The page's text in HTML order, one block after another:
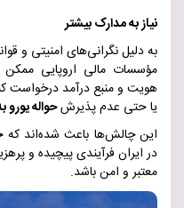
نیاز به مدارک بیشتر
به دلیل نگرانی‌های امنیتی و
مؤسسات مالی اروپایی
هویت و منبع درآمد درخواست
یا حتی عدم پذیرشحواله یورو
این چالش‌ها باعث شده‌اند که
در ایران فرآیندی پیچیده و
معتبر و امن باشد.